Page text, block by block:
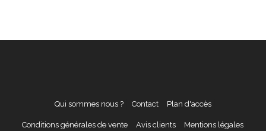
Qui sommes nous ? Contact Plan d'accès
Conditions générales de vente Avis clients Mentions légales